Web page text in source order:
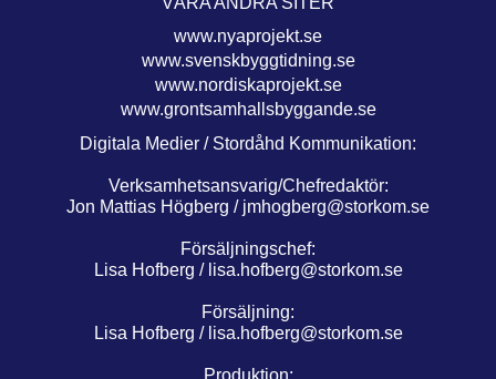
www.nyaprojekt.se
www.svenskbyggtidning.se
www.nordiskaprojekt.se
www.grontsamhallsbyggande.se
Digitala Medier / Stordåhd Kommunikation:
Verksamhetsansvarig/Chefredaktör:
Jon Mattias Högberg / jmhogberg@storkom.se
Försäljningschef:
Lisa Hofberg / lisa.hofberg@storkom.se
Försäljning:
Lisa Hofberg / lisa.hofberg@storkom.se